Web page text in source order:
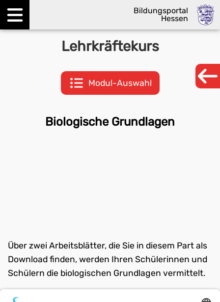
Menü öffnen
Bildungsportal
Hessen
Lehrkräftekurs
Modul-Auswahl
Biologische Grundlagen
Über zwei Arbeitsblätter, die Sie in diesem Part als
Download finden, werden Ihren Schülerinnen und
Schülern die biologischen Grundlagen vermittelt.